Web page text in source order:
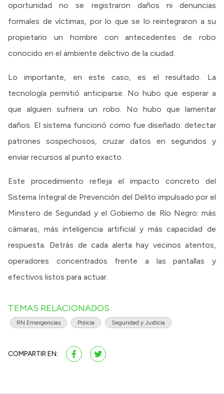
oportunidad no se registraron daños ni denuncias
formales de víctimas, por lo que se lo reintegraron a su
propietario un hombre con antecedentes de robo
conocido en el ambiente delictivo de la ciudad.
Lo importante, en este caso, es el resultado. La
tecnología permitió anticiparse. No hubo que esperar a
que alguien sufriera un robo. No hubo que lamentar
daños. El sistema funcionó como fue diseñado: detectar
patrones sospechosos, cruzar datos en segundos y
enviar recursos al punto exacto.
Este procedimiento refleja el impacto concreto del
Sistema Integral de Prevención del Delito impulsado por el
Minstero de Seguridad y el Gobierno de Río Negro: más
cámaras, más inteligencia artificial y más capacidad de
respuesta. Detrás de cada alerta hay vecinos atentos,
operadores concentrados frente a las pantallas y
efectivos listos para actuar.
TEMAS RELACIONADOS
RN Emergencias Policía Seguridad y Justicia
COMPARTIR EN: